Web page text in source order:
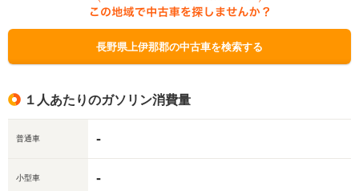
長野県上伊那郡の中古車を検索する
１人あたりのガソリン消費量
普通車 -
小型車 -